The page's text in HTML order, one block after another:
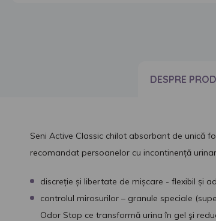
DESPRE
Seni Active Classic chilot absorbant de unică
recomandat persoanelor cu incontinență
discreție și libertate de mișcare - flexibil și
controlul mirosurilor – granule speciale
Odor Stop ce transformă urina în gel şi